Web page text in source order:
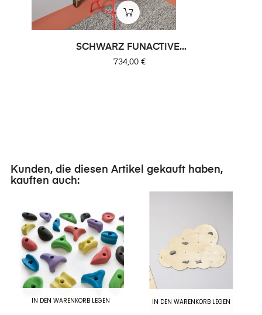
SCHWARZ FUNACTIVE...
Preis
734,00 €
Kunden, die diesen Artikel gekauft haben,
kauften auch:
IN DEN WARENKORB LEGEN IN DEN WARENKORB LEGEN